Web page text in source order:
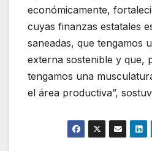
económicamente,
cuyas finanzas estatales
saneadas, que tengamos
externa sostenible y que,
tengamos una
el área productiva”,